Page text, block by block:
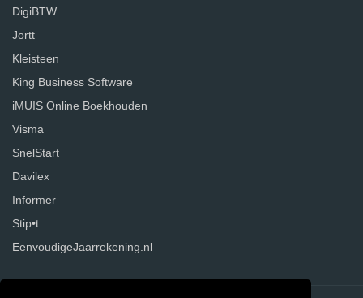
DigiBTW
Jortt
Kleisteen
King Business Software
iMUIS Online Boekhouden
Visma
SnelStart
Davilex
Informer
Stip•t
EenvoudigeJaarrekening.nl